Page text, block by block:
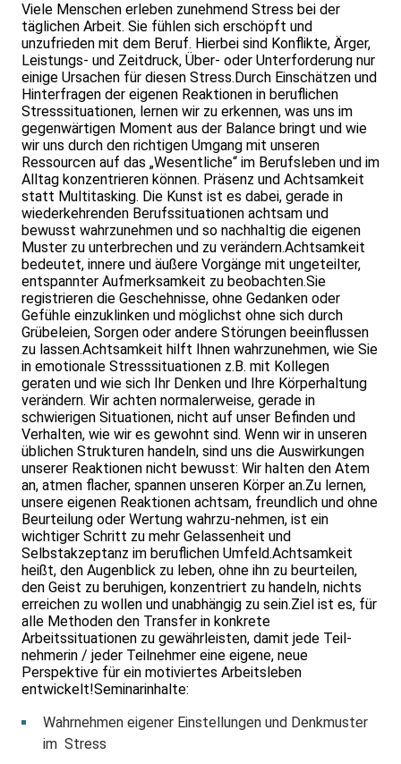
Viele Menschen erleben zunehmend Stress bei der
täglichen Arbeit. Sie fühlen sich erschöpft und
unzufrieden mit dem Beruf. Hierbei sind Konflikte, Ärger,
Leistungs- und Zeitdruck, Über- oder Unterforderung nur
einige Ursachen für diesen Stress.Durch Einschätzen und
Hinterfragen der eigenen Reaktionen in beruflichen
Stresssituationen, lernen wir zu erkennen, was uns im
gegenwärtigen Moment aus der Balance bringt und wie
wir uns durch den richtigen Umgang mit unseren
Ressourcen auf das „Wesentliche“ im Berufsleben und im
Alltag konzentrieren können. Präsenz und Achtsamkeit
statt Multitasking. Die Kunst ist es dabei, gerade in
wiederkehrenden Berufssituationen achtsam und
bewusst wahrzu­nehmen und so nachhaltig die eigenen
Muster zu unterbrechen und zu verändern.Achtsamkeit
bedeutet, innere und äußere Vorgänge mit ungeteilter,
entspannter Aufmerksamkeit zu beobachten.Sie
registrieren die Geschehnisse, ohne Gedanken oder
Gefühle einzuklinken und möglichst ohne sich durch
Grübeleien, Sorgen oder andere Störungen beeinflussen
zu lassen.Achtsamkeit hilft Ihnen wahrzunehmen, wie Sie
in emotionale Stresssituationen z.B. mit Kollegen
geraten und wie sich Ihr Denken und Ihre Körperhaltung
verändern. Wir achten normalerweise, gerade in
schwierigen Situati­onen, nicht auf unser Befinden und
Verhalten, wie wir es gewohnt sind. Wenn wir in unseren
üblichen Strukturen handeln, sind uns die Auswirkungen
unserer Reaktionen nicht bewusst: Wir halten den Atem
an, atmen flacher, spannen unseren Körper an.Zu lernen,
unsere eigenen Reaktionen achtsam, freundlich und ohne
Beurteilung oder Wertung wahrzu-nehmen, ist ein
wichtiger Schritt zu mehr Gelassenheit und
Selbst­akzeptanz im beruflichen Umfeld.Achtsamkeit
heißt, den Augenblick zu leben, ohne ihn zu beurteilen,
den Geist zu beruhigen, konzentriert zu handeln, nichts
erreichen zu wollen und unabhängig zu sein.Ziel ist es, für
alle Methoden den Transfer in konkrete
Arbeitssituationen zu gewährleisten, damit jede Teil-
nehmerin / jeder Teilnehmer eine eigene, neue
Perspektive für ein motiviertes Arbeitsleben
entwickelt!Seminarinhalte:
Wahrnehmen eigener Einstellungen und Denkmuster
im Stress